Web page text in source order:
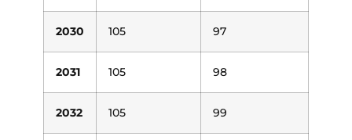
2030 105 97
2031 105 98
2032 105 99